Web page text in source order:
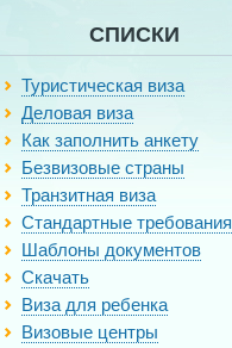
СПИСКИ
Туристическая виза
Деловая виза
Как заполнить анкету
Безвизовые страны
Транзитная виза
Стандартные требования
Шаблоны документов
Скачать
Виза для ребенка
Визовые центры